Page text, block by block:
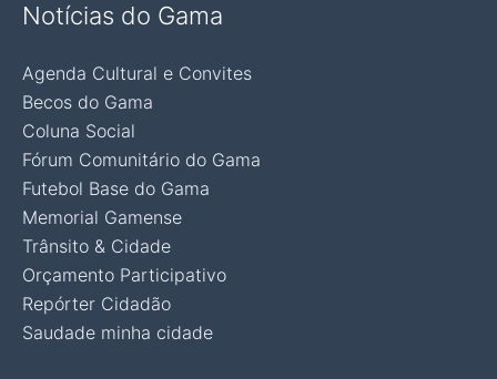
Notícias do Gama
Agenda Cultural e Convites
Becos do Gama
Coluna Social
Fórum Comunitário do Gama
Futebol Base do Gama
Memorial Gamense
Trânsito & Cidade
Orçamento Participativo
Repórter Cidadão
Saudade minha cidade